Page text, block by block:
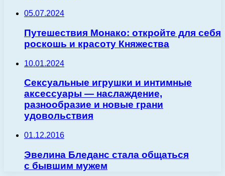
05.07.2024
Путешествия Монако: откройте для себя
роскошь и красоту Княжества
10.01.2024
Сексуальные игрушки и интимные
аксессуары — наслаждение,
разнообразие и новые грани
удовольствия
01.12.2016
Эвелина Бледанс стала общаться
с бывшим мужем